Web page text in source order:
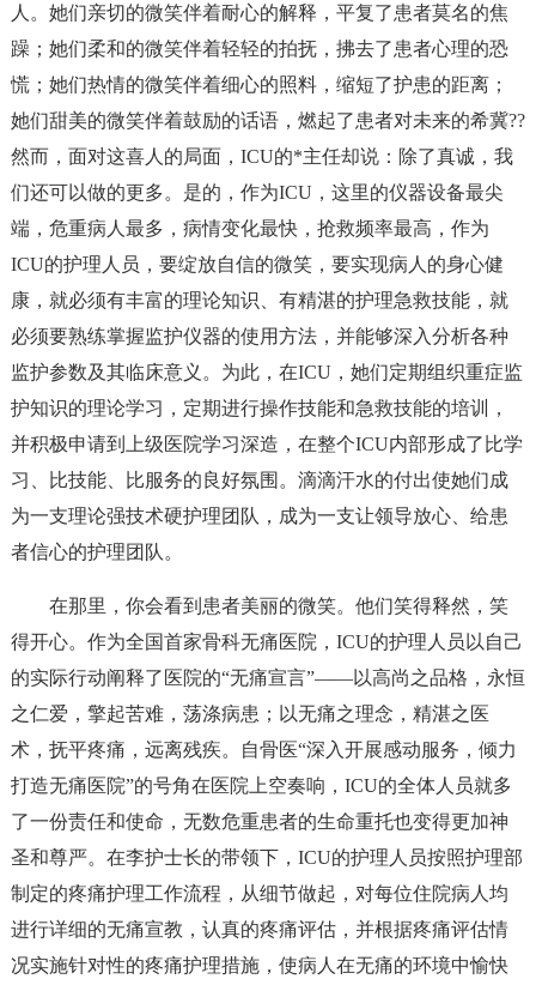
人。她们亲切的微笑伴着耐心的解释，平复了患者莫名的焦
躁；她们柔和的微笑伴着轻轻的拍抚，拂去了患者心理的恐
慌；她们热情的微笑伴着细心的照料，缩短了护患的距离；
她们甜美的微笑伴着鼓励的话语，燃起了患者对未来的希冀??
然而，面对这喜人的局面，ICU的*主任却说：除了真诚，我
们还可以做的更多。是的，作为ICU，这里的仪器设备最尖
端，危重病人最多，病情变化最快，抢救频率最高，作为
ICU的护理人员，要绽放自信的微笑，要实现病人的身心健
康，就必须有丰富的理论知识、有精湛的护理急救技能，就
必须要熟练掌握监护仪器的使用方法，并能够深入分析各种
监护参数及其临床意义。为此，在ICU，她们定期组织重症监
护知识的理论学习，定期进行操作技能和急救技能的培训，
并积极申请到上级医院学习深造，在整个ICU内部形成了比学
习、比技能、比服务的良好氛围。滴滴汗水的付出使她们成
为一支理论强技术硬护理团队，成为一支让领导放心、给患
者信心的护理团队。
在那里，你会看到患者美丽的微笑。他们笑得释然，笑
得开心。作为全国首家骨科无痛医院，ICU的护理人员以自己
的实际行动阐释了医院的“无痛宣言”——以高尚之品格，永恒
之仁爱，擎起苦难，荡涤病患；以无痛之理念，精湛之医
术，抚平疼痛，远离残疾。自骨医“深入开展感动服务，倾力
打造无痛医院”的号角在医院上空奏响，ICU的全体人员就多
了一份责任和使命，无数危重患者的生命重托也变得更加神
圣和尊严。在李护士长的带领下，ICU的护理人员按照护理部
制定的疼痛护理工作流程，从细节做起，对每位住院病人均
进行详细的无痛宣教，认真的疼痛评估，并根据疼痛评估情
况实施针对性的疼痛护理措施，使病人在无痛的环境中愉快